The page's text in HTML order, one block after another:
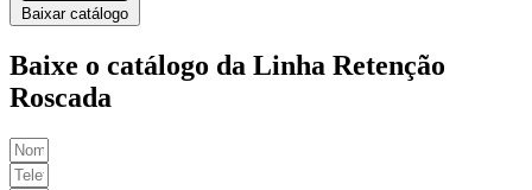
Baixar catálogo
Baixe o catálogo da Linha Retenção
Roscada